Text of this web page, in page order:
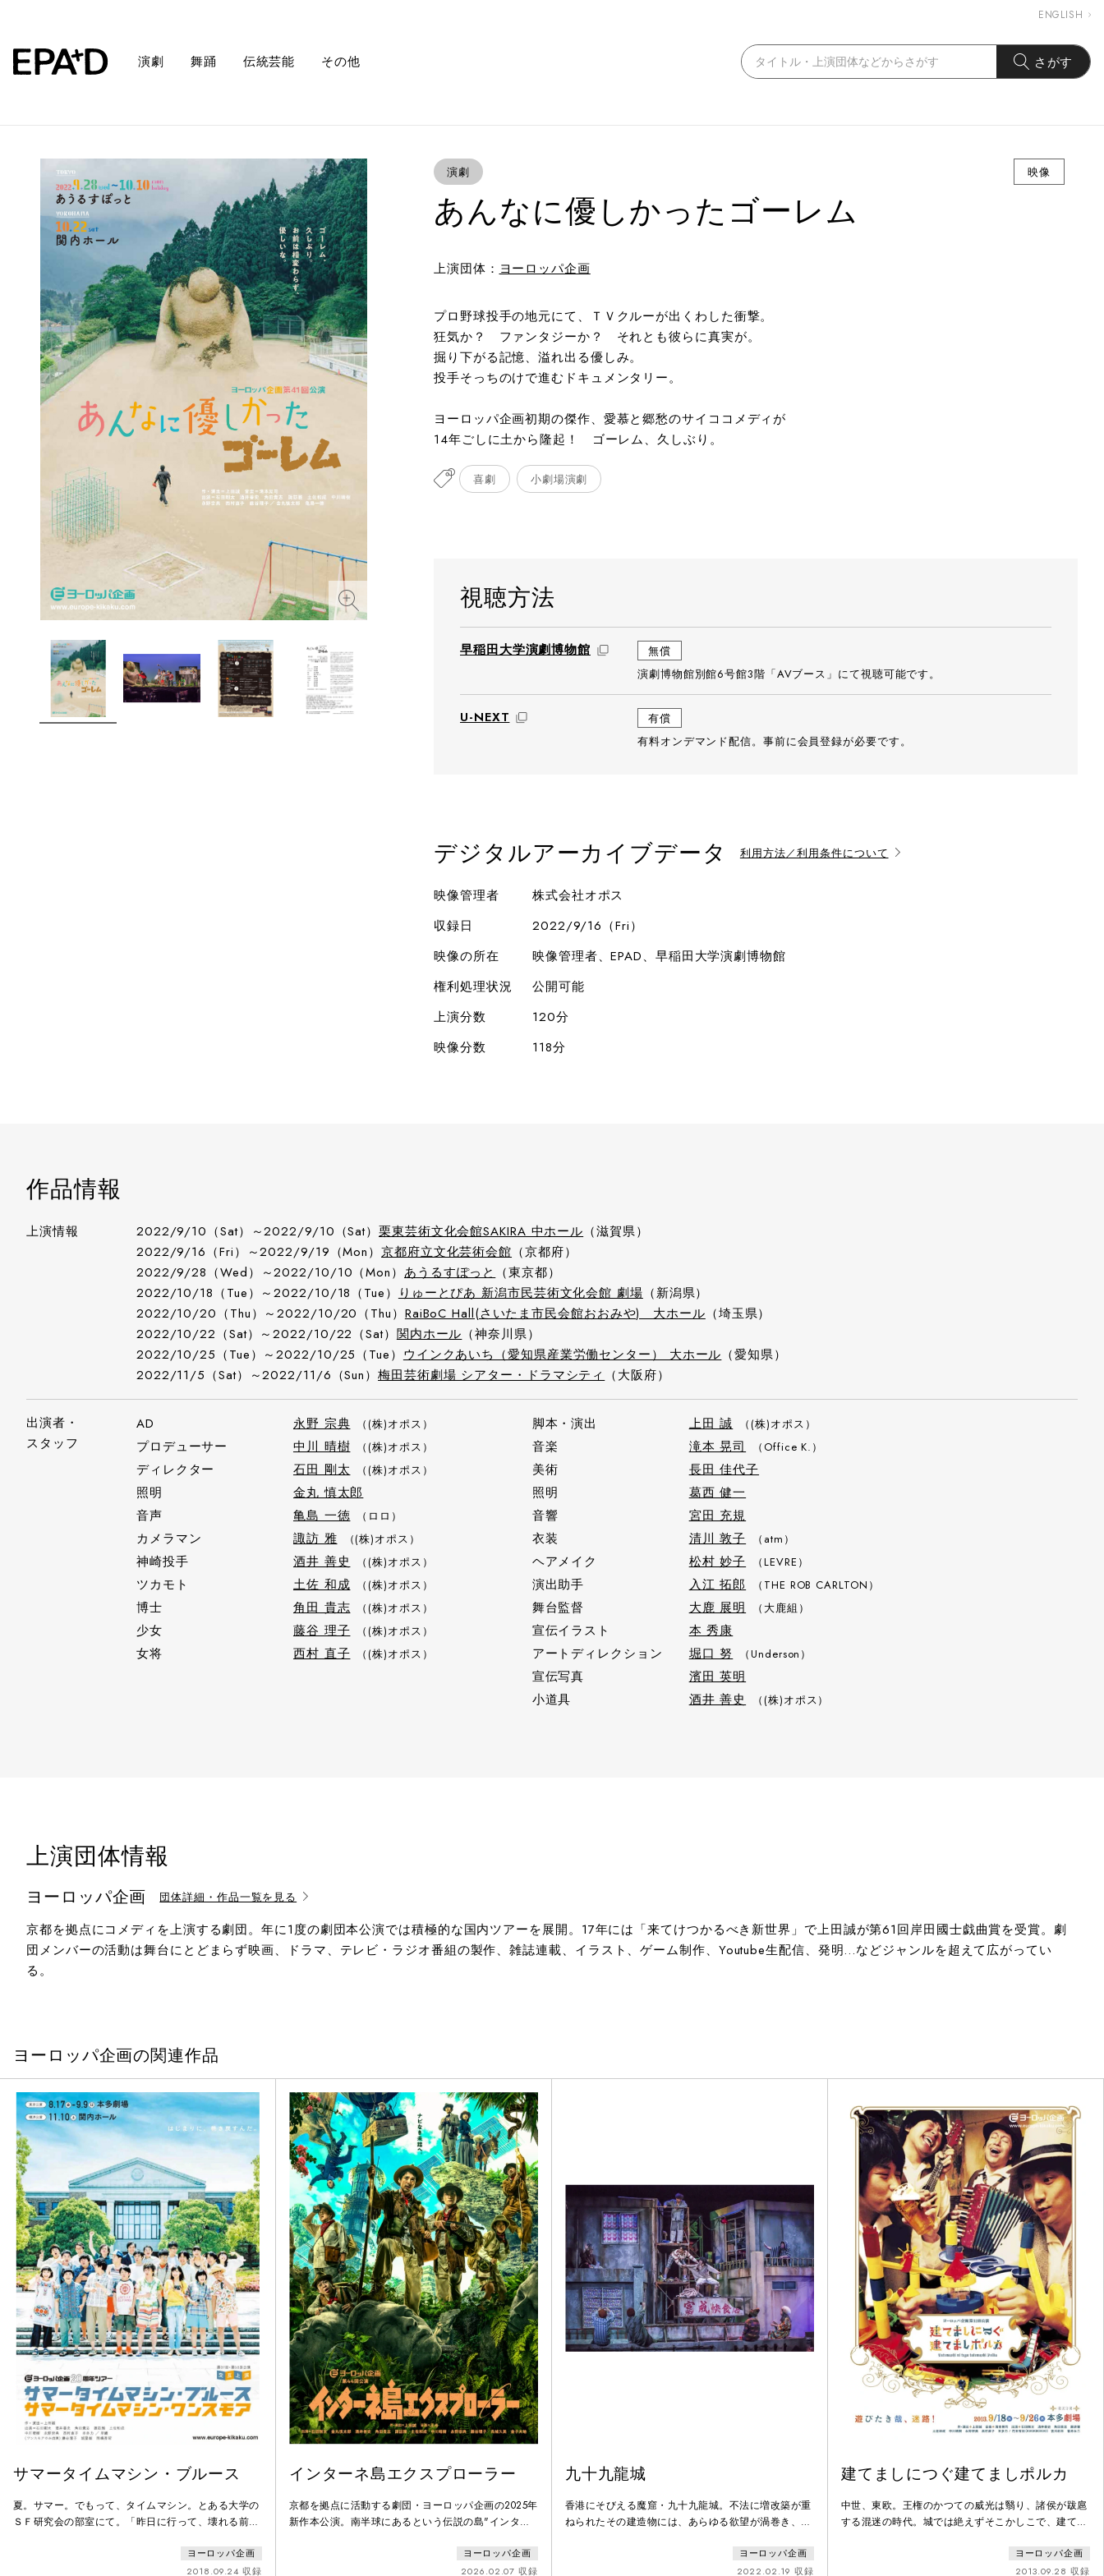
ENGLISH
演劇 舞踊 伝統芸能 その他 さがす
演劇 映像
あんなに優しかったゴーレム
上演団体： ヨーロッパ企画
プロ野球投手の地元にて、ＴＶクルーが出くわした衝撃。
狂気か？ ファンタジーか？ それとも彼らに真実が。
掘り下がる記憶、溢れ出る優しみ。
投手そっちのけで進むドキュメンタリー。
ヨーロッパ企画初期の傑作、愛慕と郷愁のサイココメディが
14年ごしに土から隆起！ ゴーレム、久しぶり。
喜劇 小劇場演劇
視聴方法
早稲田大学演劇博物館
無償
演劇博物館別館6号館3階「AVブース」にて視聴可能です。
U-NEXT
有償
有料オンデマンド配信。事前に会員登録が必要です。
デジタルアーカイブデータ 利用方法／利用条件について
映像管理者
株式会社オポス
収録日
2022/9/16（Fri）
映像の所在
映像管理者、EPAD、早稲田大学演劇博物館
権利処理状況
公開可能
上演分数
120分
映像分数
118分
作品情報
上演情報 2022/9/10（Sat）～2022/9/10（Sat）栗東芸術文化会館SAKIRA 中ホール （滋賀県）
2022/9/16（Fri）～2022/9/19（Mon）京都府立文化芸術会館 （京都府）
2022/9/28（Wed）～2022/10/10（Mon） あうるすぽっと （東京都）
2022/10/18（Tue）～2022/10/18（Tue） りゅーとぴあ 新潟市民芸術文化会館 劇場 （新潟県）
2022/10/20（Thu）～2022/10/20（Thu） RaiBoC Hall(さいたま市民会館おおみや) 大ホール （埼玉県）
2022/10/22（Sat）～2022/10/22（Sat） 関内ホール （神奈川県）
2022/10/25（Tue）～2022/10/25（Tue） ウインクあいち（愛知県産業労働センター） 大ホール （愛知県）
2022/11/5（Sat）～2022/11/6（Sun）梅田芸術劇場 シアター・ドラマシティ （大阪府）
出演者・
スタッフ
AD 永野 宗典 （(株)オポス）
プロデューサー 中川 晴樹 （(株)オポス）
ディレクター 石田 剛太 （(株)オポス）
照明
金丸 慎太郎
音声
亀島 一徳 （ロロ）
カメラマン 諏訪 雅 （(株)オポス）
神崎投手 酒井 善史 （(株)オポス）
ツカモト 土佐 和成 （(株)オポス）
博士 角田 貴志 （(株)オポス）
少女 藤谷 理子 （(株)オポス）
女将 西村 直子 （(株)オポス）
脚本・演出 上田 誠 （(株)オポス）
音楽 滝本 晃司 （Office K.）
美術
長田 佳代子
照明
葛西 健一
音響
宮田 充規
衣装
清川 敦子 （atm）
ヘアメイク 松村 妙子 （LEVRE）
演出助手 入江 拓郎 （THE ROB CARLTON）
舞台監督 大鹿 展明 （大鹿組）
宣伝イラスト
本 秀康
アートディレクション
堀口 努 （Underson）
宣伝写真
濱田 英明
小道具
酒井 善史 （(株)オポス）
上演団体情報
ヨーロッパ企画 団体詳細・作品一覧を見る
京都を拠点にコメディを上演する劇団。年に1度の劇団本公演では積極的な国内ツアーを展開。17年には「来てけつかるべき新世界」で上田誠が第61回岸田國士戯曲賞を受賞。劇
団メンバーの活動は舞台にとどまらず映画、ドラマ、テレビ・ラジオ番組の製作、雑誌連載、イラスト、ゲーム制作、Youtube生配信、発明…などジャンルを超えて広がってい
る。
ヨーロッパ企画の関連作品
サマータイムマシン・ブルース
夏。サマー。でもって、タイムマシン。とある大学の
ＳＦ研究会の部室にて。「昨日に行って、壊れる前の
活させると！」昨日と今日の因果を巡り、辻褄あわせ
の大往復。20周年を迎えたヨーロッパ企画がおくる、
ヨーロッパ企画
2018.09.24 収録
インターネ島エクスプローラー
京都を拠点に活動する劇団・ヨーロッパ企画の2025年
新作本公演。南半球にあるという伝説の島"インター
ヨーロッパ企画
2026.02.07 収録
九十九龍城
香港にそびえる魔窟・九十九龍城。不法に増改築が重
ねられたその建造物には、あらゆる欲望が渦巻き、不
民。無許可の肉屋。パチモン工場。インチキなショー
パブ。黒社会。内偵を命じられた刑事・ヤンとリー
ヨーロッパ企画
2022.02.19 収録
建てましにつぐ建てましポルカ
中世、東欧。王権のかつての威光は翳り、諸侯が跋扈
する混迷の時代。城では絶えずそこかしこで、建てま
ティに戻る道すがら、迷ってしまった貴族と従者。歩
けども歩けども、元の道には戻れず、見慣れぬ回廊が
ヨーロッパ企画
2013.09.28 収録